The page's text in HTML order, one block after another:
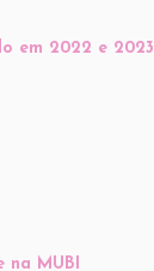
em 2022 e 2023
na MUBI